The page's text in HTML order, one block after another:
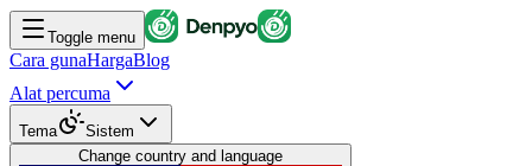
Toggle menu
Cara gunaHargaBlog
Alat percuma
Tema
Sistem
Change country and language